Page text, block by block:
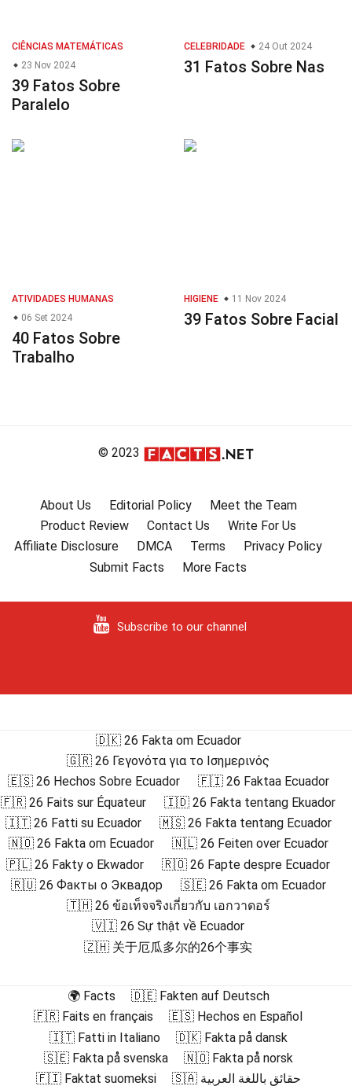
CIÊNCIAS MATEMÁTICAS
23 Nov 2024
39 Fatos Sobre
Paralelo
CELEBRIDADE 24 Out 2024
31 Fatos Sobre Nas
ATIVIDADES HUMANAS
06 Set 2024
40 Fatos Sobre
Trabalho
HIGIENE 11 Nov 2024
39 Fatos Sobre Facial
© 2023
About Us Editorial Policy
Meet the Team
Product Review
Contact Us
Write For Us
Affiliate Disclosure
DMCA Terms
Privacy Policy
Submit Facts
More Facts
Subscribe to our channel
🇩🇰 26 Fakta om Ecuador
🇬🇷 26 Γεγονότα για το Ισημερινός
🇪🇸 26 Hechos Sobre Ecuador
🇫🇮 26 Faktaa Ecuador
🇫🇷 26 Faits sur Équateur
🇮🇩 26 Fakta tentang Ekuador
🇮🇹 26 Fatti su Ecuador
🇲🇸 26 Fakta tentang Ecuador
🇳🇴 26 Fakta om Ecuador
🇳🇱 26 Feiten over Ecuador
🇵🇱 26 Fakty o Ekwador
🇷🇴 26 Fapte despre Ecuador
🇷🇺 26 Факты о Эквадор
🇸🇪 26 Fakta om Ecuador
🇹🇭 26 ข้อเท็จจริงเกี่ยวกับ เอกวาดอร์
🇻🇮 26 Sự thật về Ecuador
🇿🇭 关于厄瓜多尔的26个事实
🌍 Facts
🇩🇪 Fakten auf Deutsch
🇫🇷 Faits en français
🇪🇸 Hechos en Español
🇮🇹 Fatti in Italiano
🇩🇰 Fakta på dansk
🇸🇪 Fakta på svenska
🇳🇴 Fakta på norsk
🇫🇮 Faktat suomeksi
🇸🇦 حقائق باللغة العربية